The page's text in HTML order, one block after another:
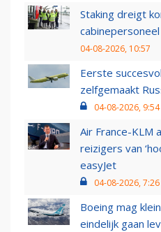
Staking dreigt
04-08-2026, 10:57
Eerste
zelfgemaakt
04-08-2026, 9:54
Air France-KLM
reizigers van
easyJet
04-08-2026, 7:26
Boeing mag
eindelijk gaan